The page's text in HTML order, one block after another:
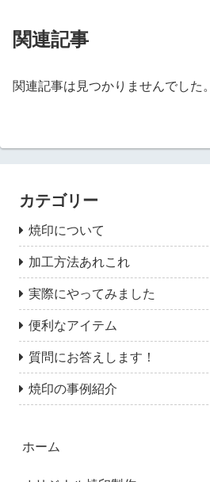
関連記事
関連記事は見つかりませんでした。
カテゴリー
焼印について
加工方法あれこれ
実際にやってみました
便利なアイテム
質問にお答えします！
焼印の事例紹介
ホーム